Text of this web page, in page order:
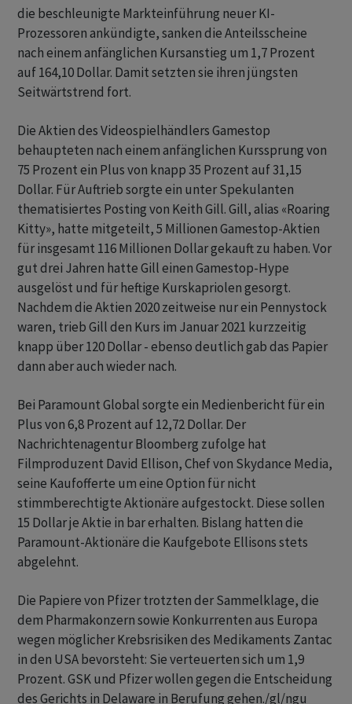
die beschleunigte Markteinführung neuer KI-
Prozessoren ankündigte, sanken die Anteilsscheine
nach einem anfänglichen Kursanstieg um 1,7 Prozent
auf 164,10 Dollar. Damit setzten sie ihren jüngsten
Seitwärtstrend fort.
Die Aktien des Videospielhändlers Gamestop
behaupteten nach einem anfänglichen Kurssprung von
75 Prozent ein Plus von knapp 35 Prozent auf 31,15
Dollar. Für Auftrieb sorgte ein unter Spekulanten
thematisiertes Posting von Keith Gill. Gill, alias «Roaring
Kitty», hatte mitgeteilt, 5 Millionen Gamestop-Aktien
für insgesamt 116 Millionen Dollar gekauft zu haben. Vor
gut drei Jahren hatte Gill einen Gamestop-Hype
ausgelöst und für heftige Kurskapriolen gesorgt.
Nachdem die Aktien 2020 zeitweise nur ein Pennystock
waren, trieb Gill den Kurs im Januar 2021 kurzzeitig
knapp über 120 Dollar - ebenso deutlich gab das Papier
dann aber auch wieder nach.
Bei Paramount Global sorgte ein Medienbericht für ein
Plus von 6,8 Prozent auf 12,72 Dollar. Der
Nachrichtenagentur Bloomberg zufolge hat
Filmproduzent David Ellison, Chef von Skydance Media,
seine Kaufofferte um eine Option für nicht
stimmberechtigte Aktionäre aufgestockt. Diese sollen
15 Dollar je Aktie in bar erhalten. Bislang hatten die
Paramount-Aktionäre die Kaufgebote Ellisons stets
abgelehnt.
Die Papiere von Pfizer trotzten der Sammelklage, die
dem Pharmakonzern sowie Konkurrenten aus Europa
wegen möglicher Krebsrisiken des Medikaments Zantac
in den USA bevorsteht: Sie verteuerten sich um 1,9
Prozent. GSK und Pfizer wollen gegen die Entscheidung
des Gerichts in Delaware in Berufung gehen./gl/ngu